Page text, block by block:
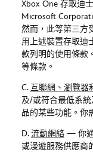
Xbox One 存取迪
Microsoft
然而，此等第三方
用上述裝置存取迪
款列明的使用條款
等條款。
C. 互聯網、瀏覽器
及/或符合最低系統
品的某些功能。你
D.流動網絡 — 你
或漫遊服務供應商